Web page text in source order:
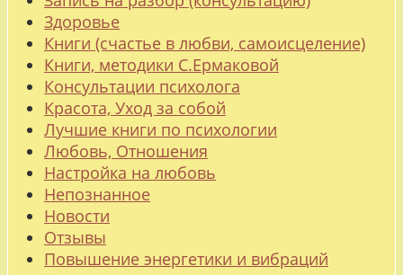
Здоровье
Книги (счастье в любви, самоисцеление)
Книги, методики С.Ермаковой
Консультации психолога
Красота, Уход за собой
Лучшие книги по психологии
Любовь, Отношения
Настройка на любовь
Непознанное
Новости
Отзывы
Повышение энергетики и вибраций